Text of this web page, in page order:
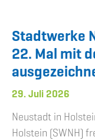
Stadtwerke
22. Mal mit
29. Juli 2026
Neustadt in
Holstein (SWNH)